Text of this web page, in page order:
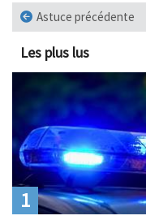
Astuce précédente
Les plus lus
1